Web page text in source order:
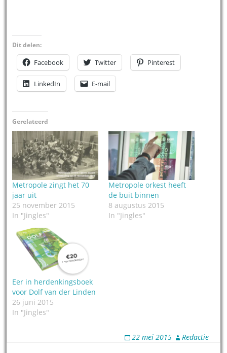
Dit delen:
Facebook Twitter Pinterest
LinkedIn E-mail
Gerelateerd
Metropole zingt het 70
jaar uit
25 november 2015
In "Jingles"
Metropole orkest heeft
de buit binnen
8 augustus 2015
In "Jingles"
Eer in herdenkingsboek
voor Dolf van der Linden
26 juni 2015
In "Jingles"
22 mei 2015 Redactie